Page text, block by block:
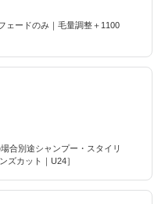
ェードのみ｜毛量調整＋1100
合別途シャンプー・スタイリ
ズカット｜U24］